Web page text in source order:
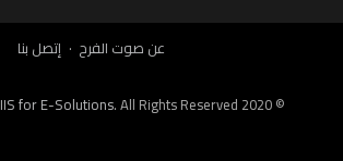
عن صوت الفرح إتصل بنا
© Developed by
IIS for E-Solutions. All Rights Reserved 2020